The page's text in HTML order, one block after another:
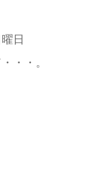
日
・・。